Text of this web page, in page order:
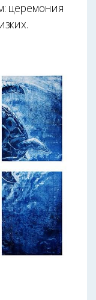
церемония